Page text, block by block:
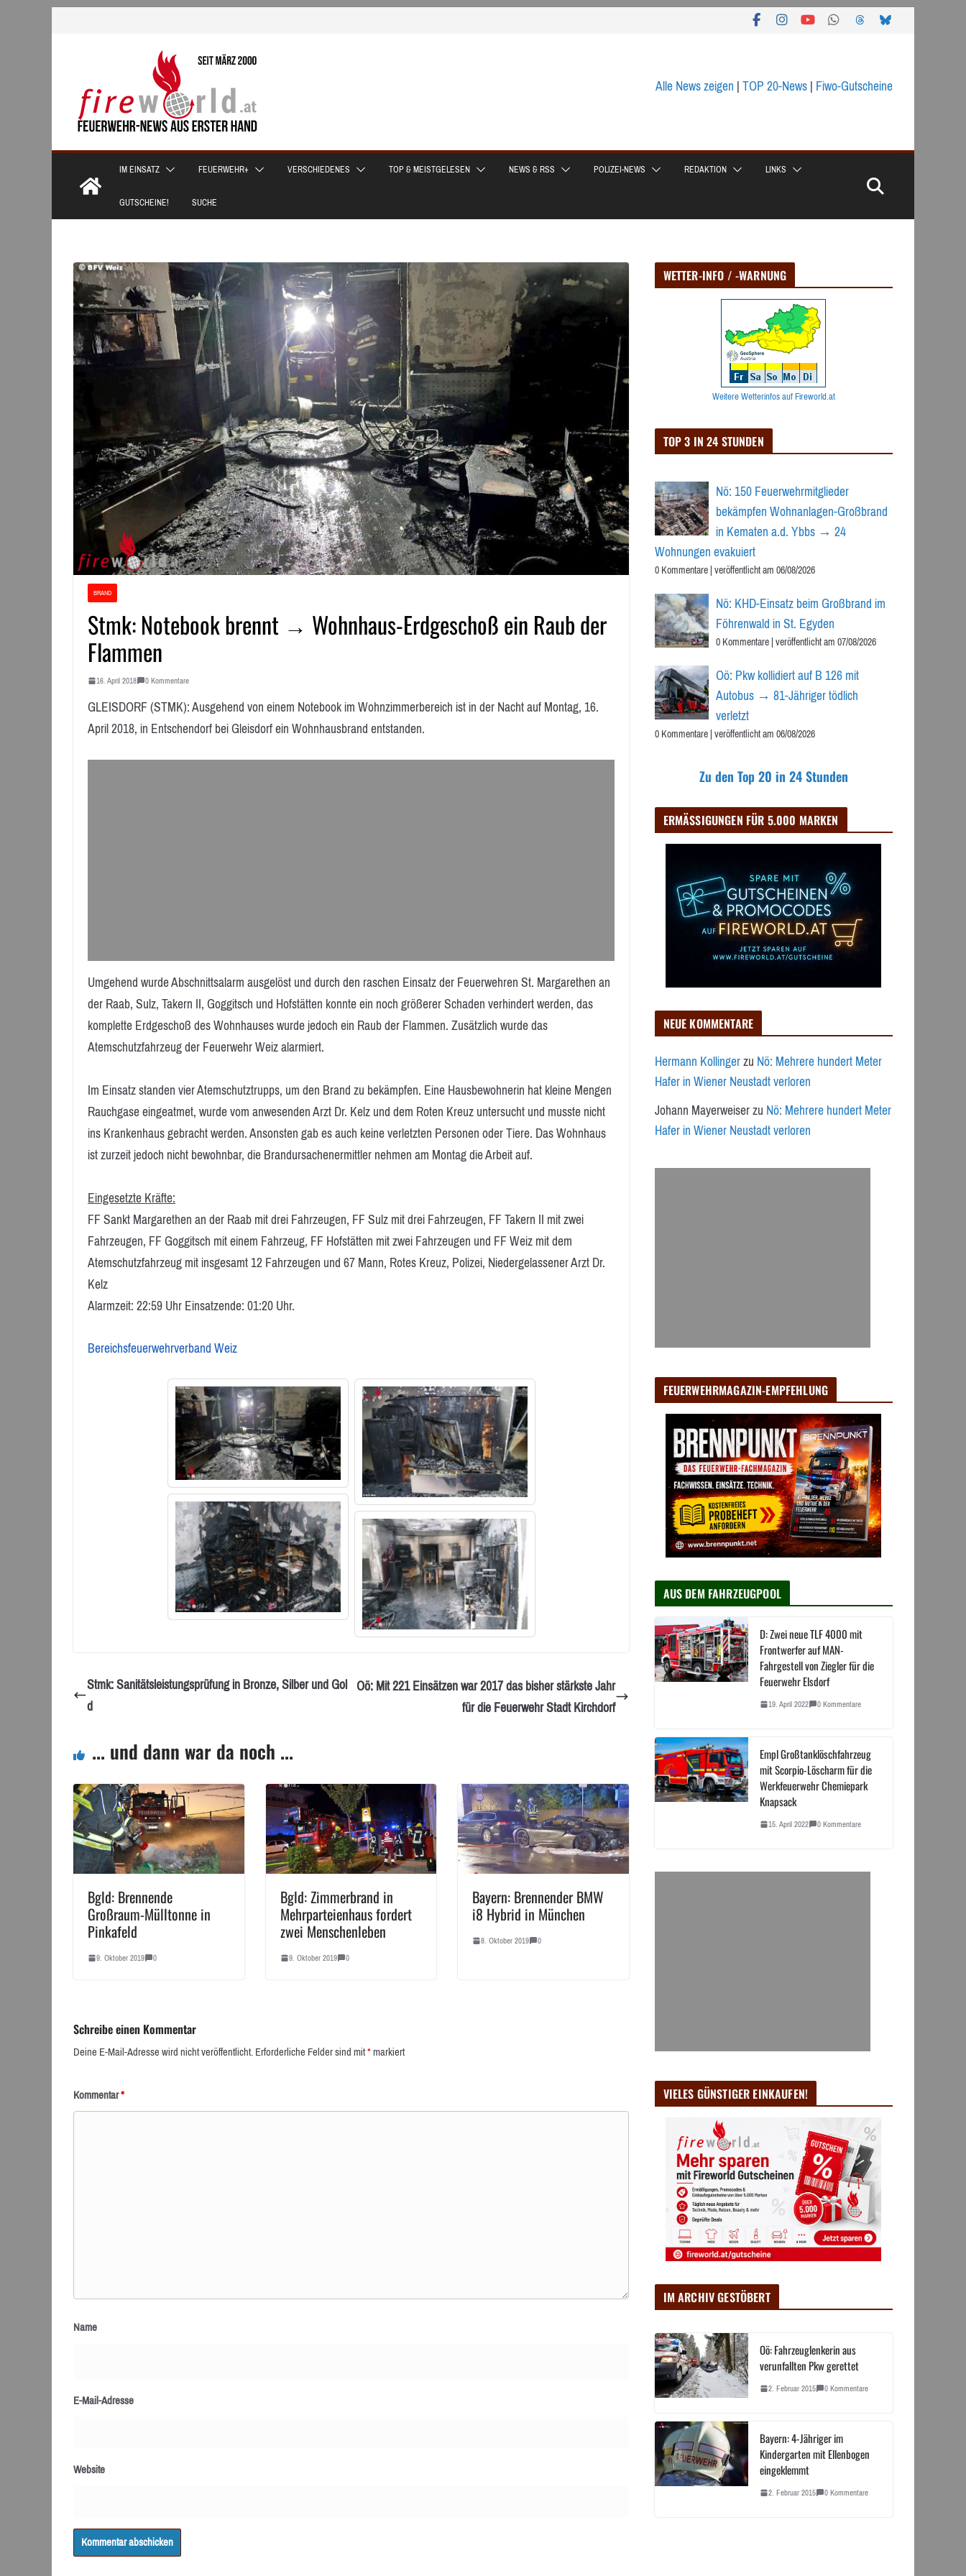
Alle News zeigen|TOP 20-News|Fiwo-Gutscheine
IM EINSATZ FEUERWEHR+ VERSCHIEDENES TOP & MEISTGELESEN NEWS & RSS POLIZEI-NEWS REDAKTION LINKS
GUTSCHEINE! SUCHE
BRAND
Stmk: Notebook brennt → Wohnhaus-Erdgeschoß ein Raub der
Flammen
16. April 2018 0 Kommentare
GLEISDORF (STMK): Ausgehend von einem Notebook im Wohnzimmerbereich ist in der Nacht auf Montag, 16.
April 2018, in Entschendorf bei Gleisdorf ein Wohnhausbrand entstanden.
Umgehend wurde Abschnittsalarm ausgelöst und durch den raschen Einsatz der Feuerwehren St. Margarethen an
der Raab, Sulz, Takern II, Goggitsch und Hofstätten konnte ein noch größerer Schaden verhindert werden, das
komplette Erdgeschoß des Wohnhauses wurde jedoch ein Raub der Flammen. Zusätzlich wurde das
Atemschutzfahrzeug der Feuerwehr Weiz alarmiert.
Im Einsatz standen vier Atemschutztrupps, um den Brand zu bekämpfen. Eine Hausbewohnerin hat kleine Mengen
Rauchgase eingeatmet, wurde vom anwesenden Arzt Dr. Kelz und dem Roten Kreuz untersucht und musste nicht
ins Krankenhaus gebracht werden. Ansonsten gab es auch keine verletzten Personen oder Tiere. Das Wohnhaus
ist zurzeit jedoch nicht bewohnbar, die Brandursachenermittler nehmen am Montag die Arbeit auf.
Eingesetzte Kräfte:
FF Sankt Margarethen an der Raab mit drei Fahrzeugen, FF Sulz mit drei Fahrzeugen, FF Takern II mit zwei
Fahrzeugen, FF Goggitsch mit einem Fahrzeug, FF Hofstätten mit zwei Fahrzeugen und FF Weiz mit dem
Atemschutzfahrzeug mit insgesamt 12 Fahrzeugen und 67 Mann, Rotes Kreuz, Polizei, Niedergelassener Arzt Dr.
Kelz
Alarmzeit: 22:59 Uhr Einsatzende: 01:20 Uhr.
Bereichsfeuerwehrverband Weiz
Stmk: Sanitätsleistungsprüfung in Bronze, Silber und Gol
d
Oö: Mit 221 Einsätzen war 2017 das bisher stärkste Jahr
für die Feuerwehr Stadt Kirchdorf
... und dann war da noch ...
Bgld: Brennende
Großraum-Mülltonne in
Pinkafeld
9. Oktober 2019 0
Bgld: Zimmerbrand in
Mehrparteienhaus fordert
zwei Menschenleben
9. Oktober 2019 0
Bayern: Brennender BMW
i8 Hybrid in München
8. Oktober 2019 0
Schreibe einen Kommentar
Deine E-Mail-Adresse wird nicht veröffentlicht.Erforderliche Felder sind mit*markiert
Kommentar*
Name
E-Mail-Adresse
Website
WETTER-INFO / -WARNUNG
Weitere Wetterinfos auf Fireworld.at
TOP 3 IN 24 STUNDEN
Nö: 150 Feuerwehrmitglieder
bekämpfen Wohnanlagen-Großbrand
in Kematen a.d. Ybbs → 24
Wohnungen evakuiert
0 Kommentare|veröffentlicht am 06/08/2026
Nö: KHD-Einsatz beim Großbrand im
Föhrenwald in St. Egyden
0 Kommentare|veröffentlicht am 07/08/2026
Oö: Pkw kollidiert auf B 126 mit
Autobus → 81-Jähriger tödlich
verletzt
0 Kommentare|veröffentlicht am 06/08/2026
Zu den Top 20 in 24 Stunden
ERMÄSSIGUNGEN FÜR 5.000 MARKEN
NEUE KOMMENTARE
Hermann KollingerzuNö: Mehrere hundert Meter
Hafer in Wiener Neustadt verloren
Johann MayerweiserzuNö: Mehrere hundert Meter
Hafer in Wiener Neustadt verloren
FEUERWEHRMAGAZIN-EMPFEHLUNG
AUS DEM FAHRZEUGPOOL
D: Zwei neue TLF 4000 mit
Frontwerfer auf MAN-
Fahrgestell von Ziegler für die
Feuerwehr Elsdorf
19. April 2022 0 Kommentare
Empl Großtanklöschfahrzeug
mit Scorpio-Löscharm für die
Werkfeuerwehr Chemiepark
Knapsack
15. April 2022 0 Kommentare
VIELES GÜNSTIGER EINKAUFEN!
IM ARCHIV GESTÖBERT
Oö: Fahrzeuglenkerin aus
verunfallten Pkw gerettet
2. Februar 2015 0 Kommentare
Bayern: 4-Jähriger im
Kindergarten mit Ellenbogen
eingeklemmt
2. Februar 2015 0 Kommentare